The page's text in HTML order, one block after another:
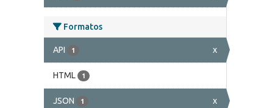
Formatos
API 1 x
HTML 1
JSON 1 x